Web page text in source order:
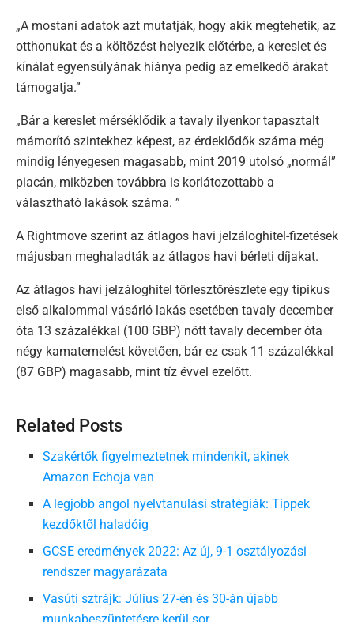
„A mostani adatok azt mutatják, hogy akik megtehetik, az
otthonukat és a költözést helyezik előtérbe, a kereslet és
kínálat egyensúlyának hiánya pedig az emelkedő árakat
támogatja.”
„Bár a kereslet mérséklődik a tavaly ilyenkor tapasztalt
mámorító szintekhez képest, az érdeklődők száma még
mindig lényegesen magasabb, mint 2019 utolsó „normál”
piacán, miközben továbbra is korlátozottabb a
választható lakások száma. ”
A Rightmove szerint az átlagos havi jelzáloghitel-fizetések
májusban meghaladták az átlagos havi bérleti díjakat.
Az átlagos havi jelzáloghitel törlesztőrészlete egy tipikus
első alkalommal vásárló lakás esetében tavaly december
óta 13 százalékkal (100 GBP) nőtt tavaly december óta
négy kamatemelést követően, bár ez csak 11 százalékkal
(87 GBP) magasabb, mint tíz évvel ezelőtt.
Related Posts
Szakértők figyelmeztetnek mindenkit, akinek
Amazon Echoja van
A legjobb angol nyelvtanulási stratégiák: Tippek
kezdőktől haladóig
GCSE eredmények 2022: Az új, 9-1 osztályozási
rendszer magyarázata
Vasúti sztrájk: Július 27-én és 30-án újabb